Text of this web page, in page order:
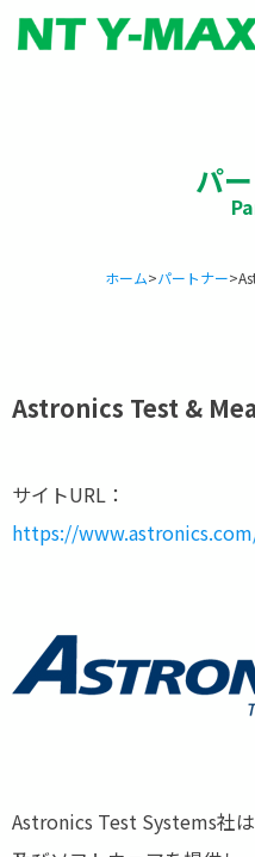
お知らせ
パ
ホーム>パートナー>
Astronics Test &
サイトURL：
https://
Astronics Test Systems社